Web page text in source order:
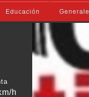
Educación
h